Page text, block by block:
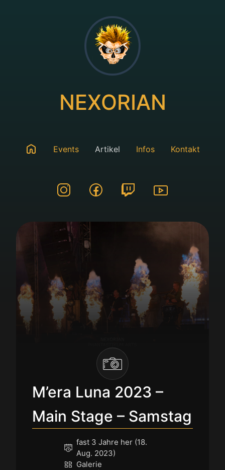
NEXORIAN
Events Artikel Infos Kontakt
M’era Luna 2023 –
Main Stage – Samstag
fast 3 Jahre her (18.
Aug. 2023)
Galerie